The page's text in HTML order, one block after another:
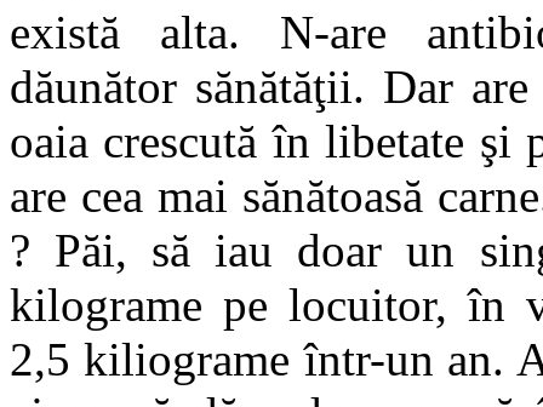
există alta. N-are
dăunător sănătăţii. Dar
oaia crescută în libetate şi
are cea mai sănătoasă
? Păi, să iau doar un
kilograme pe locuitor, în
2,5 kiliograme într-un an.